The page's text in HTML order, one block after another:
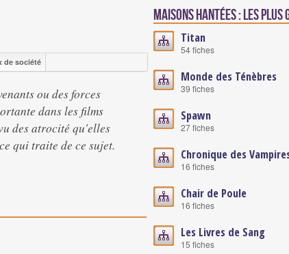
de société
ou des forces
dans les films
des atrocité qu'elles
qui traite de ce sujet.
Maisons hantées : Les plus
Titan
54 fiches
Monde des Ténèbres
39 fiches
Spawn
27 fiches
Chronique des
16 fiches
Chair de Poule
16 fiches
Les Livres de Sang
15 fiches